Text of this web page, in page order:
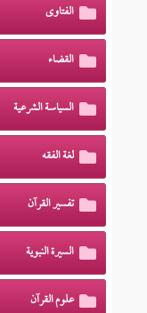
الفتاوى
القضاء
السياسة الشرعية
لغة الفقه
تفسير القرآن
السيرة النبوية
علوم القرآن